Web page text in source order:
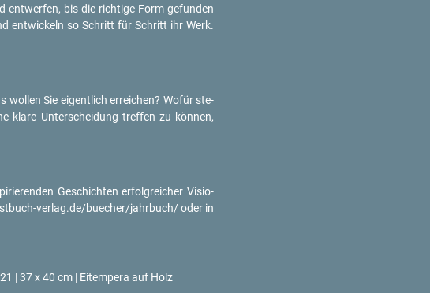
ent­wer­fen, bis die rich­ti­ge Form ge­fun­den
ent­wi­ckeln so Schritt für Schritt ihr Werk.
wol­len Sie ei­gent­lich er­rei­chen? Wofür ste­
klare Un­ter­schei­dung tref­fen zu kön­nen,
Ge­schich­ten er­folg­rei­cher Vi­sio­
​verlag.​de/​buecher/​jahrbuch/oder in
| 37 x 40 cm | Ei­tem­pe­ra auf Holz